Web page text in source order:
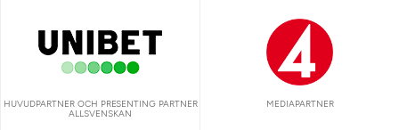
HUVUDPARTNER OCH PRESENTING PARTNER
ALLSVENSKAN
MEDIAPARTNER